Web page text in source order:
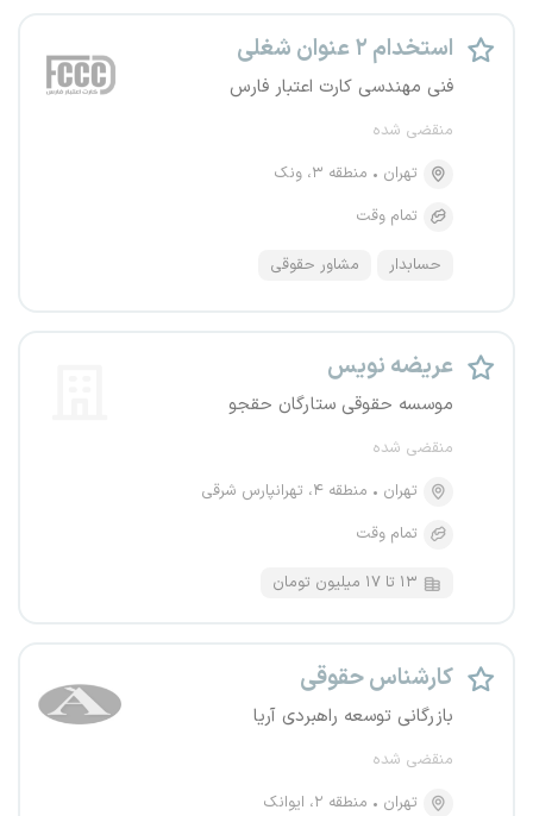
استخدام ۲ عنوان شغلی
فنی مهندسی کارت اعتبار فارس
منقضی شده
تهران
منطقه ۳، ونک
تمام وقت
حسابدار مشاور حقوقی
عریضه نویس
موسسه حقوقی ستارگان حقجو
منقضی شده
تهران
منطقه ۴، تهرانپارس شرقی
تمام وقت
۱۳ تا ۱۷ میلیون تومان
کارشناس حقوقی
بازرگانی توسعه راهبردی آریا
منقضی شده
تهران
منطقه ۲، ایوانک